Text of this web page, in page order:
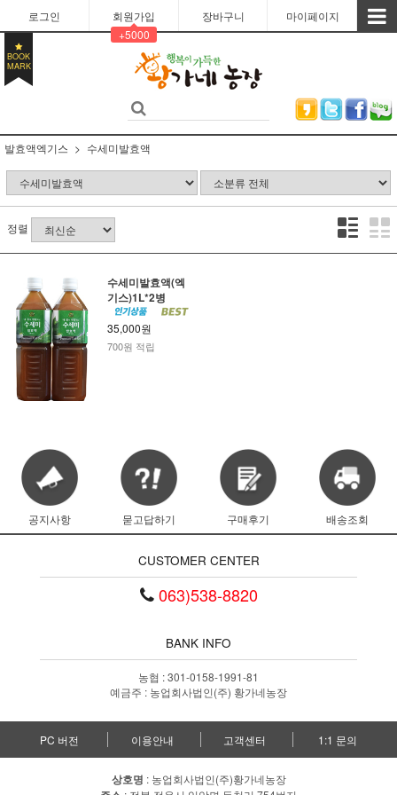
로그인
회원가입
+5000
장바구니 마이페이지
BOOK
MARK
발효액엑기스 수세미발효액
정렬
수세미발효액(엑
기스)1L*2병
35,000원
700원 적립
공지사항 묻고답하기 구매후기 배송조회
CUSTOMER CENTER
063)538-8820
BANK INFO
농협 : 301-0158-1991-81
예금주 : 농업회사법인(주) 황가네농장
PC 버전 이용안내 고객센터 1:1 문의
상호명 : 농업회사법인(주)황가네농장